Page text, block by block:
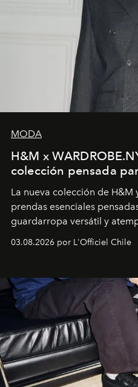
MODA
H&M x
colección pensada
La nueva colección de H&M
prendas esenciales
guardarropa versátil y
lanzamiento, los
la asesora creativa y jefa
y la filosofía detrás de la
03.08.2026 por L'Officiel Chile